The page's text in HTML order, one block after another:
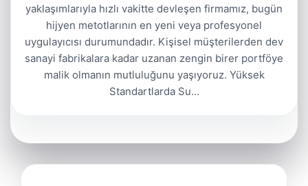
yaklaşımlarıyla hızlı vakitte devleşen firmamız, bugün
hijyen metotlarının en yeni veya profesyonel
uygulayıcısı durumundadır. Kişisel müşterilerden dev
sanayi fabrikalara kadar uzanan zengin birer portföye
malik olmanın mutluluğunu yaşıyoruz. Yüksek
Standartlarda Su…